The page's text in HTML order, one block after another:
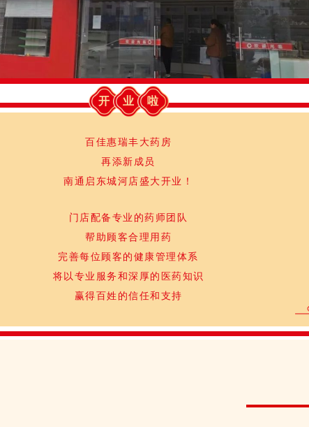
开 业 啦
百佳惠瑞丰大药房
再添新成员
南通启东城河店盛大开业！
门店配备专业的药师团队
帮助顾客合理用药
完善每位顾客的健康管理体系
将以专业服务和深厚的医药知识
赢得百姓的信任和支持